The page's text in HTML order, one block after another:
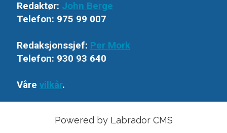
Redaktør: John Berge
Telefon: 975 99 007
Redaksjonssjef: Per Mork
Telefon: 930 93 640
Vårevilkår.
Powered by Labrador CMS